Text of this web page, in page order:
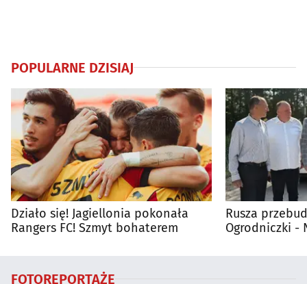
POPULARNE DZISIAJ
Działo się! Jagiellonia pokonała
Rangers FC! Szmyt bohaterem
Rusza
Ogrodniczki -
FOTOREPORTAŻE